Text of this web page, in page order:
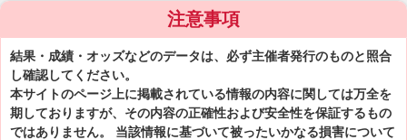
注意事項
結果・成績・オッズなどのデータは、必ず主催者発行のものと照合
し確認してください。
本サイトのページ上に掲載されている情報の内容に関しては万全を
期しておりますが、その内容の正確性および安全性を保証するもの
ではありません。 当該情報に基づいて被ったいかなる損害について